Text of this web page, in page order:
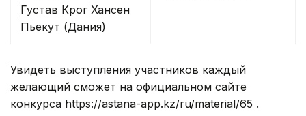
Густав Крог Хансен
Пьекут (Дания)
Увидеть выступления участников каждый
желающий сможет на официальном сайте
конкурса https://astana-app.kz/ru/material/65 .